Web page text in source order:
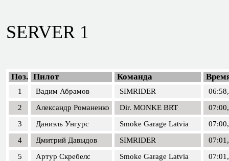
SERVER 1
Поз. Пилот Команда
1 Вадим Абрамов SIMRIDER
2
Александр Романенко Dir. MONKE BRT
3
Даниэль Унгурс Smoke Garage Latvia
4
Дмитрий Давыдов SIMRIDER
5
Артур Скребелс Smoke Garage Latvia